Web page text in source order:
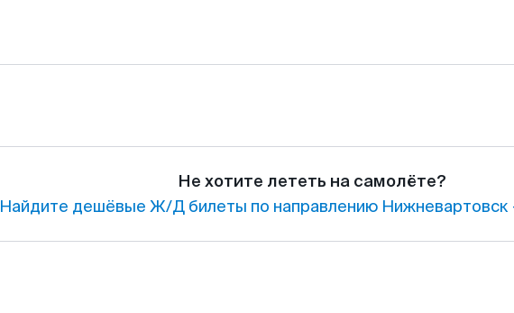
Не хотите лететь на самолёте?
Найдите дешёвые Ж/Д билеты по направлению Нижневартовск